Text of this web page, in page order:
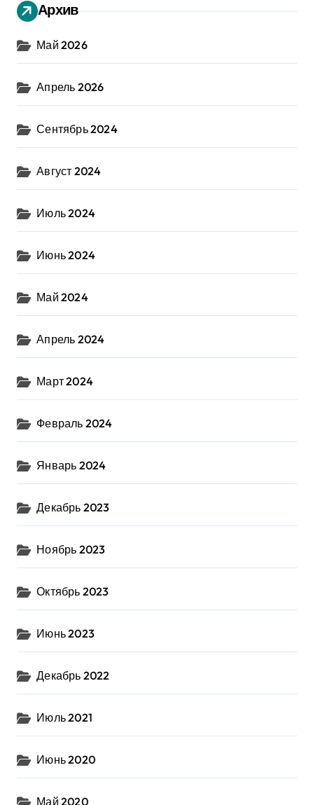
Архив
Май 2026
Апрель 2026
Сентябрь 2024
Август 2024
Июль 2024
Июнь 2024
Май 2024
Апрель 2024
Март 2024
Февраль 2024
Январь 2024
Декабрь 2023
Ноябрь 2023
Октябрь 2023
Июнь 2023
Декабрь 2022
Июль 2021
Июнь 2020
Май 2020